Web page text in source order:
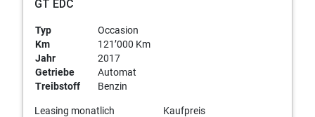
GT EDC
Typ
Occasion
Km
121’000 Km
Jahr
2017
Getriebe
Automat
Treibstoff
Benzin
Leasing monatlich Kaufpreis